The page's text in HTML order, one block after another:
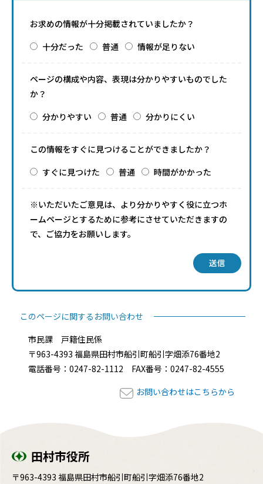
お求めの情報が十分掲載されていましたか？
十分だった
普通 情報が足りない
ページの構成や内容、表現は分かりやすいものでした
か？
分かりやすい
普通 分かりにくい
この情報をすぐに見つけることができましたか？
すぐに見つけた
普通 時間がかかった
※いただいたご意見は、より分かりやすく役に立つホ
ームページとするために参考にさせていただきますの
で、ご協力をお願いします。
送信
このページに関するお問い合わせ
市民課 戸籍住民係
〒963-4393 福島県田村市船引町船引字畑添76番地2
電話番号：0247-82-1112 FAX番号：0247-82-4555
お問い合わせはこちらから
田村市役所
〒963-4393 福島県田村市船引町船引字畑添76番地2